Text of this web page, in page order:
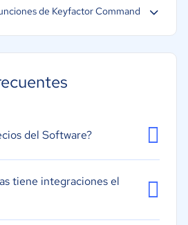
de Keyfactor Command
en rolesdel Software?
tiene integraciones el